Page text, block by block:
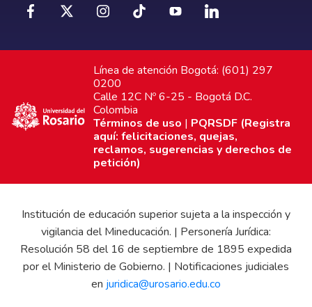
Línea de atención Bogotá: (601) 297
0200
Calle 12C Nº 6-25 - Bogotá D.C.
Colombia
Términos de uso | PQRSDF (Registra
aquí: felicitaciones, quejas,
reclamos, sugerencias y derechos de
petición)
Institución de educación superior sujeta a la inspección y
vigilancia del Mineducación. | Personería Jurídica:
Resolución 58 del 16 de septiembre de 1895 expedida
por el Ministerio de Gobierno. | Notificaciones judiciales
en juridica@urosario.edu.co